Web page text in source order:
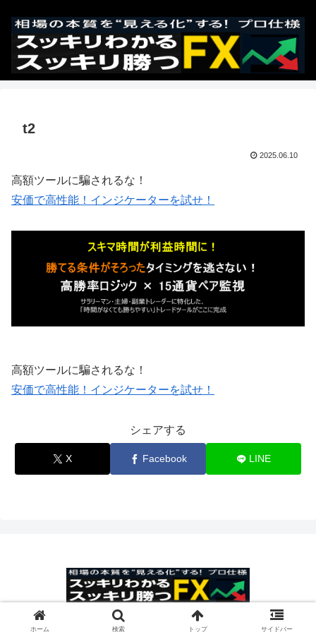
t2
2025.06.10
高額ツールに騙されるな！
安価で高性能！インジケーターを試せ！
高額ツールに騙されるな！
安価で高性能！インジケーターを試せ！
シェアする
X Facebook LINE
© 2025 スッキリわかるスッキリ勝つFX.
ホーム 検索 トップ サイドバー